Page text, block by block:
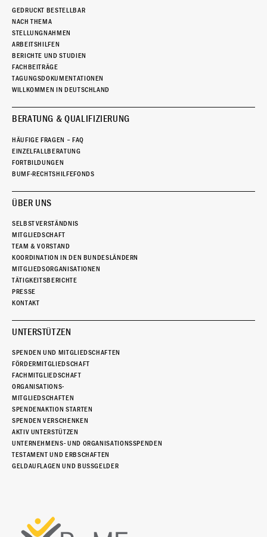
GEDRUCKT BESTELLBAR
NACH THEMA
STELLUNGNAHMEN
ARBEITSHILFEN
BERICHTE UND STUDIEN
FACHBEITRÄGE
TAGUNGSDOKUMENTATIONEN
WILLKOMMEN IN DEUTSCHLAND
BERATUNG & QUALIFIZIERUNG
HÄUFIGE FRAGEN – FAQ
EINZELFALLBERATUNG
FORTBILDUNGEN
BUMF-RECHTSHILFEFONDS
ÜBER UNS
SELBSTVERSTÄNDNIS
MITGLIEDSCHAFT
TEAM & VORSTAND
KOORDINATION IN DEN BUNDESLÄNDERN
MITGLIEDSORGANISATIONEN
TÄTIGKEITSBERICHTE
PRESSE
KONTAKT
UNTERSTÜTZEN
SPENDEN UND MITGLIEDSCHAFTEN
FÖRDERMITGLIEDSCHAFT
FACHMITGLIEDSCHAFT
ORGANISATIONS-
MITGLIEDSCHAFTEN
SPENDENAKTION STARTEN
SPENDEN VERSCHENKEN
AKTIV UNTERSTÜTZEN
UNTERNEHMENS- UND ORGANISATIONSSPENDEN
TESTAMENT UND ERBSCHAFTEN
GELDAUFLAGEN UND BUSSGELDER